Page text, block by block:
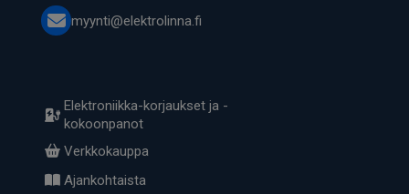
myynti@elektrolinna.fi
Elektroniikka-korjaukset ja -
kokoonpanot
Verkkokauppa
Ajankohtaista